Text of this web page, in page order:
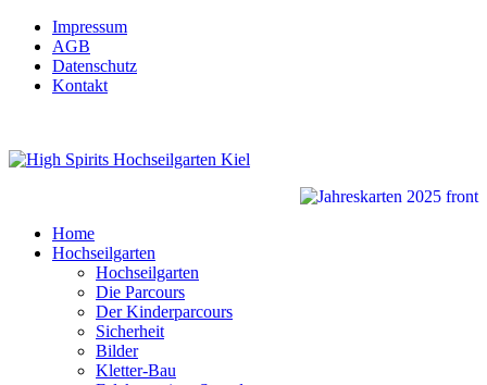
Impressum
AGB
Datenschutz
Kontakt
Home
Hochseilgarten
Hochseilgarten
Die Parcours
Der Kinderparcours
Sicherheit
Bilder
Kletter-Bau